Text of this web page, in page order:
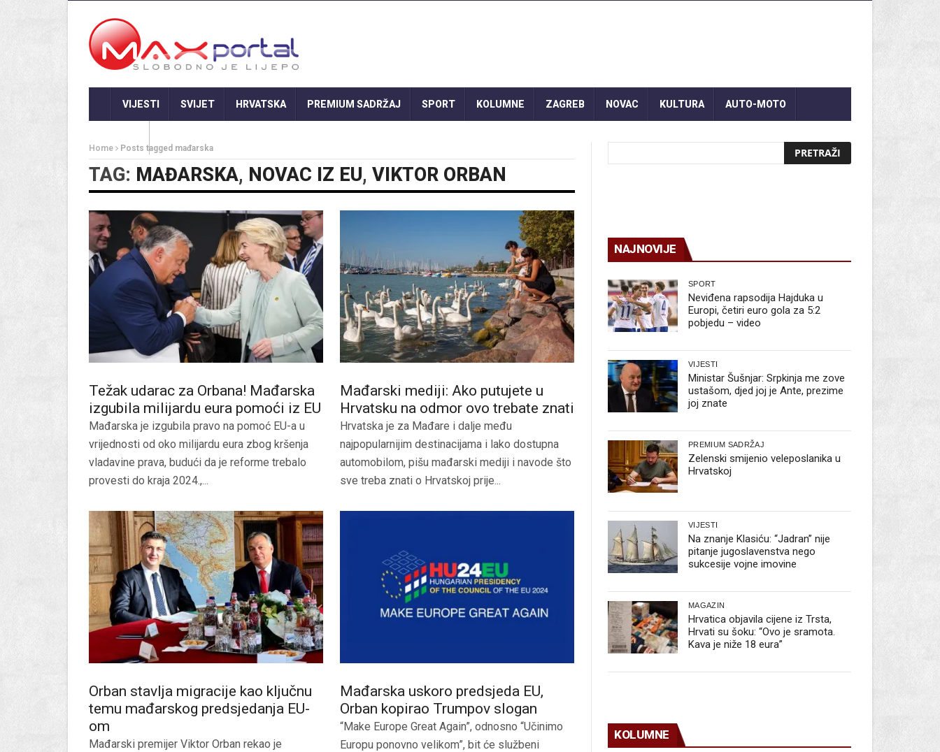
VIJESTI SVIJET HRVATSKA PREMIUM SADRŽAJ SPORT KOLUMNE ZAGREB NOVAC KULTURA AUTO-MOTO
Home Posts tagged mađarska
TAG: MAĐARSKA, NOVAC IZ EU, VIKTOR ORBAN
Težak udarac za Orbana! Mađarska
izgubila milijardu eura pomoći iz EU
Mađarska je izgubila pravo na pomoć EU-a u
vrijednosti od oko milijardu eura zbog kršenja
vladavine prava, budući da je reforme trebalo
provesti do kraja 2024.,...
Mađarski mediji: Ako putujete u
Hrvatsku na odmor ovo trebate znati
Hrvatska je za Mađare i dalje među
najpopularnijim destinacijama i lako dostupna
automobilom, pišu mađarski mediji i navode što
sve treba znati o Hrvatskoj prije...
Orban stavlja migracije kao ključnu
temu mađarskog predsjedanja EU-
om
Mađarski premijer Viktor Orban rekao je
Mađarska uskoro predsjeda EU,
Orban kopirao Trumpov slogan
“Make Europe Great Again”, odnosno “Učinimo
Europu ponovno velikom”, bit će službeni
NAJNOVIJE
SPORT
Neviđena rapsodija Hajduka u
Europi, četiri euro gola za 5:2
pobjedu – video
VIJESTI
Ministar Šušnjar: Srpkinja me zove
ustašom, djed joj je Ante, prezime
joj znate
PREMIUM SADRŽAJ
Zelenski smijenio veleposlanika u
Hrvatskoj
VIJESTI
Na znanje Klasiću: “Jadran” nije
pitanje jugoslavenstva nego
sukcesije vojne imovine
MAGAZIN
Hrvatica objavila cijene iz Trsta,
Hrvati su šoku: “Ovo je sramota.
Kava je niže 18 eura”
KOLUMNE